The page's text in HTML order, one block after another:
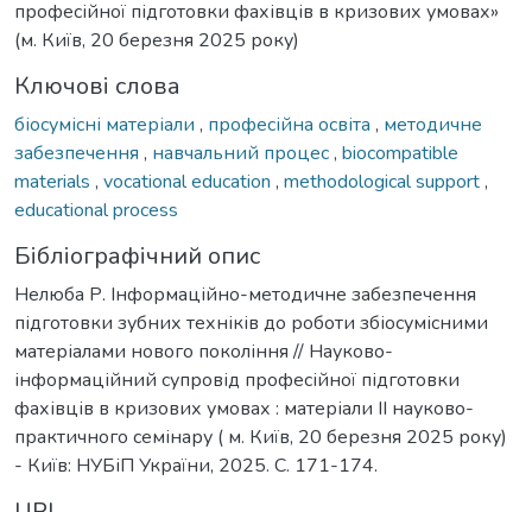
професійної підготовки фахівців в кризових умовах»
(м. Київ, 20 березня 2025 року)
Ключові слова
біосумісні матеріали , професійна освіта , методичне
забезпечення , навчальний процес, biocompatible
materials , vocational education , methodological support,
educational process
Бібліографічний опис
Нелюба Р. Інформаційно-методичне забезпечення
підготовки зубних техніків до роботи збіосумісними
матеріалами нового покоління // Науково-
інформаційний супровід професійної підготовки
фахівців в кризових умовах : матеріали ІІ науково-
практичного семінару ( м. Київ, 20 березня 2025 року)
- Київ: НУБіП України, 2025. C. 171-174.